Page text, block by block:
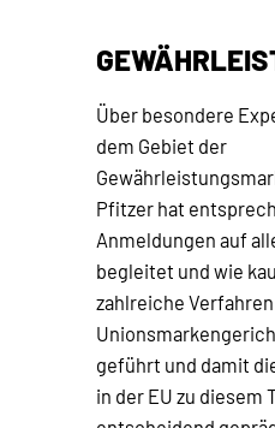
Über besondere
dem Gebiet der
Pfitzer hat
Anmeldungen auf
begleitet und wie
zahlreiche
geführt und damit
in der EU zu diesem